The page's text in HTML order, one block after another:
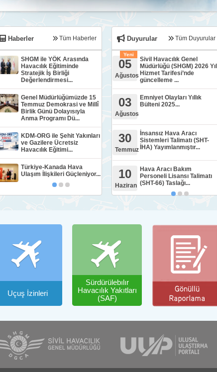
Haberler Tüm Haberler
SHGM ile YÖK Arasında
Havacılık Eğitiminde
Stratejik İş Birliği
Değerlendirmesi...
Genel Müdürlüğümüzde 15
Temmuz Demokrasi ve Millî
Birlik Günü Dolayısıyla
Anma Programı Dü...
KDM-ORG ile Şehit Yakınları
ve Gazilere Ücretsiz
Havacılık Eğitimi...
Türkiye-Kanada Hava
Ulaşım İlişkileri Güçleniyor...
Duyurular Tüm Duyurular
05
Ağustos
Yeni
Sivil Havacılık Genel
Müdürlüğü (SHGM) 2026
Hizmet Tarifesi’nde
güncelleme ...
03
Ağustos
Emniyet Olayları Yıllık
Bülteni 2025...
30
Temmuz
İnsansız Hava Aracı
Sistemleri Talimatı (SHT-
İHA) Yayımlanmıştır...
10
Haziran
Hava Aracı Bakım
Personeli Lisansı Talimatı
(SHT-66) Taslağı...
Uçuş İzinleri
Sürdürülebılır
Havacılık Yakıtları
(SAF)